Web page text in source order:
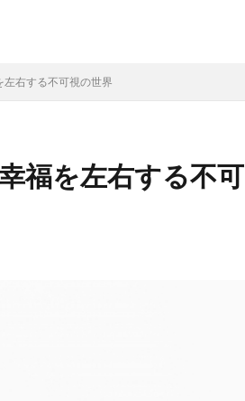
右する不可視の世界
福を左右する不可